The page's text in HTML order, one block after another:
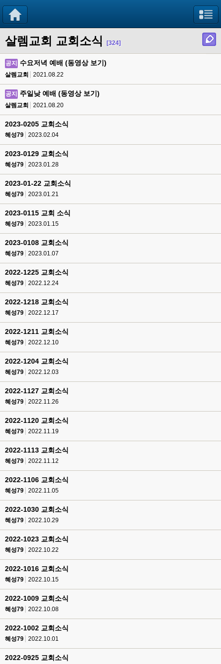
살렘교회 교회소식 [324]
공지 수요저녁 예배 (동영상 보기)
살렘교회 2021.08.22
공지 주일낮 예배 (동영상 보기)
살렘교회 2021.08.20
2023-0205 교회소식
혜성79 2023.02.04
2023-0129 교회소식
혜성79 2023.01.28
2023-01-22 교회소식
혜성79 2023.01.21
2023-0115 교회 소식
혜성79 2023.01.15
2023-0108 교회소식
혜성79 2023.01.07
2022-1225 교회소식
혜성79 2022.12.24
2022-1218 교회소식
혜성79 2022.12.17
2022-1211 교회소식
혜성79 2022.12.10
2022-1204 교회소식
혜성79 2022.12.03
2022-1127 교회소식
혜성79 2022.11.26
2022-1120 교회소식
혜성79 2022.11.19
2022-1113 교회소식
혜성79 2022.11.12
2022-1106 교회소식
혜성79 2022.11.05
2022-1030 교회소식
혜성79 2022.10.29
2022-1023 교회소식
혜성79 2022.10.22
2022-1016 교회소식
혜성79 2022.10.15
2022-1009 교회소식
혜성79 2022.10.08
2022-1002 교회소식
혜성79 2022.10.01
2022-0925 교회소식